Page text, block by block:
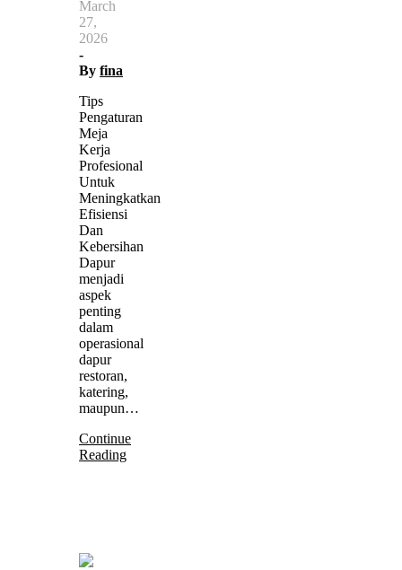
March
27,
2026
-
By fina
Tips
Pengaturan
Meja
Kerja
Profesional
Untuk
Meningkatkan
Efisiensi
Dan
Kebersihan
Dapur
menjadi
aspek
penting
dalam
operasional
dapur
restoran,
katering,
maupun…
Continue
Reading